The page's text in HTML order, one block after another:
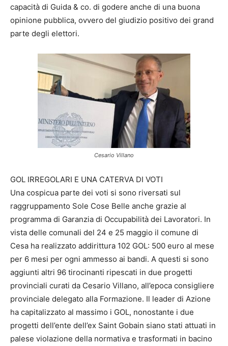
capacità di Guida & co. di godere anche di una buona
opinione pubblica, ovvero del giudizio positivo dei grand
parte degli elettori.
Cesario Villano
GOL IRREGOLARI E UNA CATERVA DI VOTI
Una cospicua parte dei voti si sono riversati sul
raggruppamento Sole Cose Belle anche grazie al
programma di Garanzia di Occupabilità dei Lavoratori. In
vista delle comunali del 24 e 25 maggio il comune di
Cesa ha realizzato addirittura 102 GOL: 500 euro al mese
per 6 mesi per ogni ammesso ai bandi. A questi si sono
aggiunti altri 96 tirocinanti ripescati in due progetti
provinciali curati da Cesario Villano, all’epoca consigliere
provinciale delegato alla Formazione. Il leader di Azione
ha capitalizzato al massimo i GOL, nonostante i due
progetti dell’ente dell’ex Saint Gobain siano stati attuati in
palese violazione della normativa e trasformati in bacino